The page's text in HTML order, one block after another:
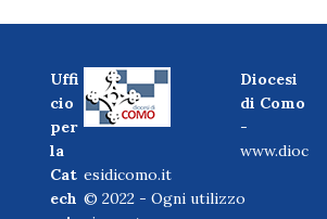
Uffi
cio
per
la
Cat
ech
Diocesi
di Como
-
www.dioc
esidicomo.it
© 2022 - Ogni utilizzo